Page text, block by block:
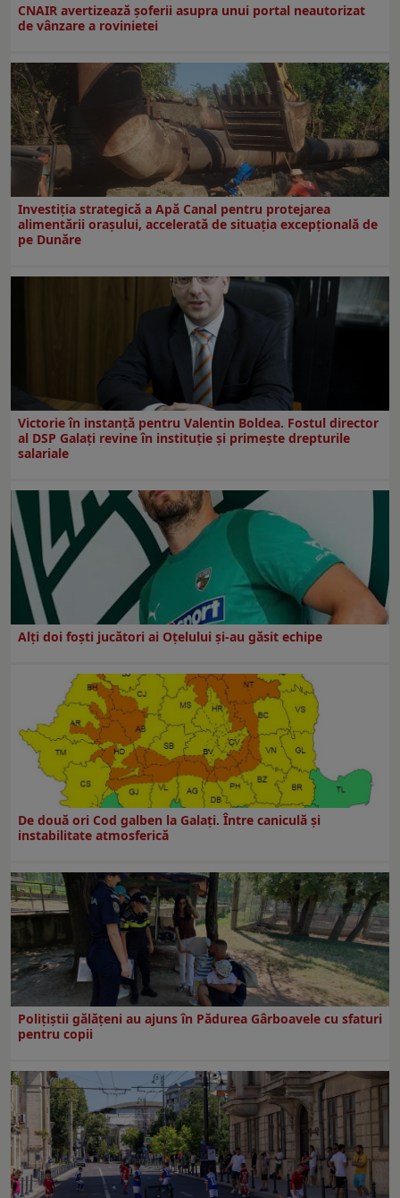
CNAIR avertizează șoferii asupra unui portal neautorizat
de vânzare a rovinietei
Investiția strategică a Apă Canal pentru protejarea
alimentării orașului, accelerată de situația excepțională de
pe Dunăre
Victorie în instanță pentru Valentin Boldea. Fostul director
al DSP Galați revine în instituție și primește drepturile
salariale
Alți doi foști jucători ai Oțelului și-au găsit echipe
De două ori Cod galben la Galaţi. Între caniculă şi
instabilitate atmosferică
Polițiștii gălățeni au ajuns în Pădurea Gârboavele cu sfaturi
pentru copii